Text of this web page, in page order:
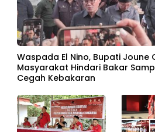
Waspada El Nino, Bupati Joune
Masyarakat Hindari Bakar
Cegah Kebakaran